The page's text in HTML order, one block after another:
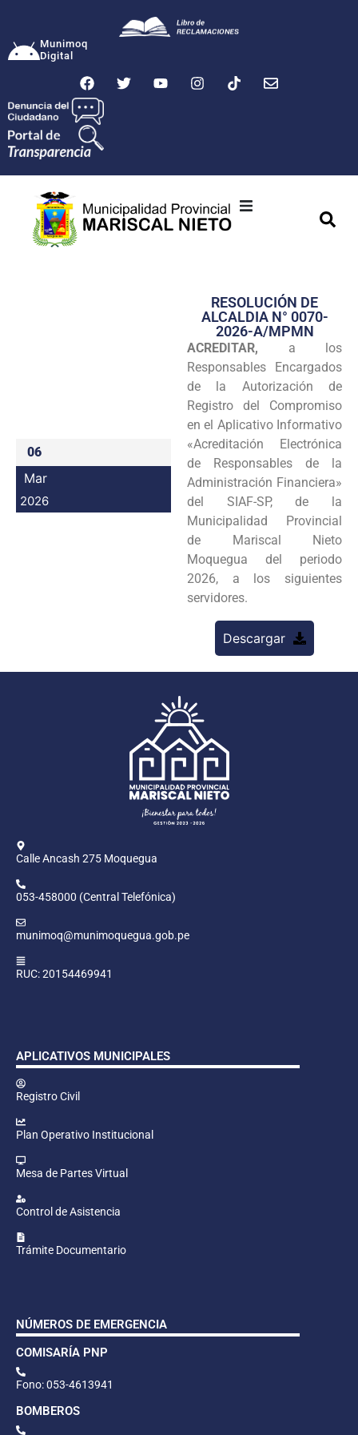
Munimoq
Digital
Transparencia
Seguridad
Programas
Intranet
06
Mar
2026
RESOLUCIÓN DE
ALCALDIA N° 0070-
2026-A/MPMN
ACREDITAR, a los
Responsables Encargados
de la Autorización de
Registro del Compromiso
en el Aplicativo Informativo
«Acreditación Electrónica
de Responsables de la
Administración Financiera»
del SIAF-SP, de la
Municipalidad Provincial
de Mariscal Nieto
Moquegua del periodo
2026, a los siguientes
servidores.
Descargar
Calle Ancash 275 Moquegua
053-458000 (Central Telefónica)
munimoq@munimoquegua.gob.pe
RUC: 20154469941
APLICATIVOS MUNICIPALES
Registro Civil
Plan Operativo Institucional
Mesa de Partes Virtual
Control de Asistencia
Trámite Documentario
NÚMEROS DE EMERGENCIA
COMISARÍA PNP
Fono: 053-4613941
BOMBEROS